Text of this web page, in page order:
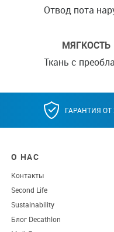
Отвод пота
МЯГКОСТЬ
Ткань с
ГАРАНТИЯ ОТ
О НАС
Контакты
Second Life
Sustainability
Блог Decathlon